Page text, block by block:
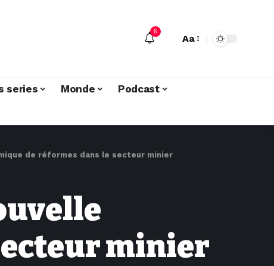
6
Aa
series Monde
Podcast
de réformes dans le secteur minier
minier